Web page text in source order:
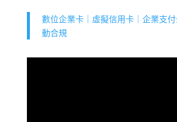
數位企業卡｜虛擬信用卡｜企業支
動合規